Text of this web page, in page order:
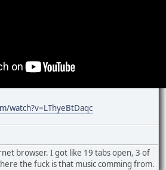
watch?v=LThyeBtDaqc
browser. I got like 19 tabs open, 3 of
the fuck is that music comming from.